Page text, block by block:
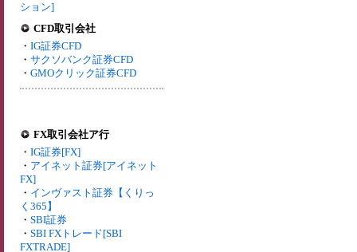
ション]
CFD取引会社
・ IG証券CFD
・ サクソバンク証券CFD
・ GMOクリック証券CFD
FX取引会社ア行
・ IG証券[FX]
・ アイネット証券[アイネット
FX]
・ インヴァスト証券【くりっ
く365】
・ SBI証券
・ SBI FXトレード[SBI
FXTRADE]